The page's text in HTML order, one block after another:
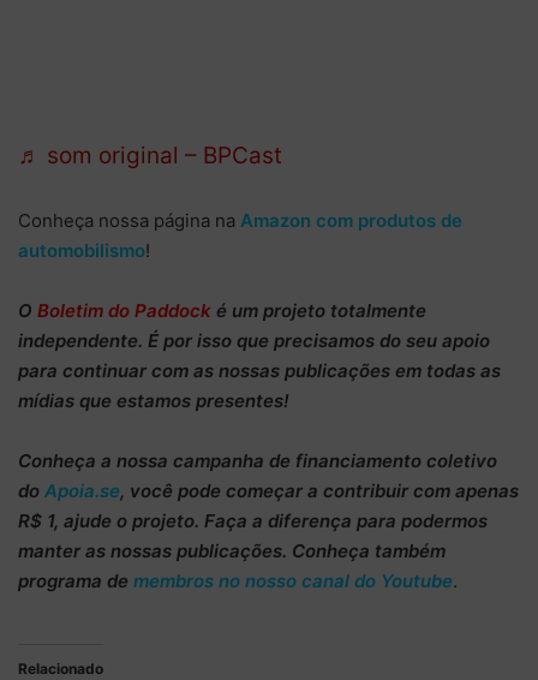
♬ som original – BPCast
Conheça nossa página na Amazon com produtos de
automobilismo!
O Boletim do Paddock é um projeto totalmente
independente. É por isso que precisamos do seu apoio
para continuar com as nossas publicações em todas as
mídias que estamos presentes!
Conheça a nossa campanha de financiamento coletivo
do Apoia.se, você pode começar a contribuir com apenas
R$ 1, ajude o projeto. Faça a diferença para podermos
manter as nossas publicações. Conheça também
programa de membros no nosso canal do Youtube.
Relacionado